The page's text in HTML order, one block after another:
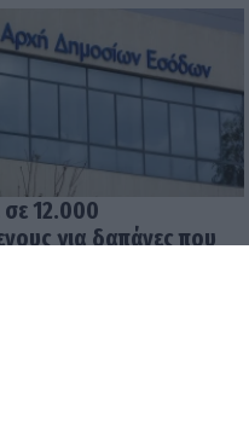
σε 12.000
για δαπάνες που